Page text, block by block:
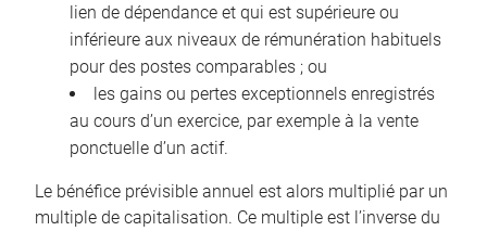
lien de dépendance et qui est supérieure ou
inférieure aux niveaux de rémunération habituels
pour des postes comparables ; ou
les gains ou pertes exceptionnels enregistrés
au cours d’un exercice, par exemple à la vente
ponctuelle d’un actif.
Le bénéfice prévisible annuel est alors multiplié par un
multiple de capitalisation. Ce multiple est l’inverse du